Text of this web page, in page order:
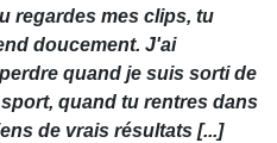
regardes mes clips, tu
doucement. J'ai
quand je suis sorti de
quand tu rentres dans
de vrais résultats [...]